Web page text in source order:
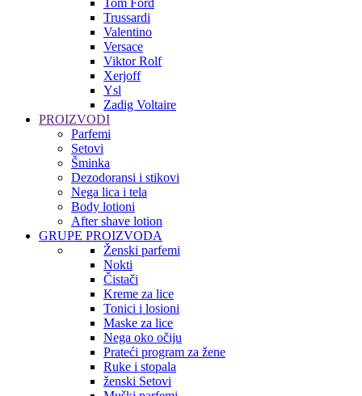
Tom Ford
Trussardi
Valentino
Versace
Viktor Rolf
Xerjoff
Ysl
Zadig Voltaire
PROIZVODI
Parfemi
Setovi
Šminka
Dezodoransi i stikovi
Nega lica i tela
Body lotioni
After shave lotion
GRUPE PROIZVODA
Ženski parfemi
Nokti
Čistači
Kreme za lice
Tonici i losioni
Maske za lice
Nega oko očiju
Prateći program za žene
Ruke i stopala
ženski Setovi